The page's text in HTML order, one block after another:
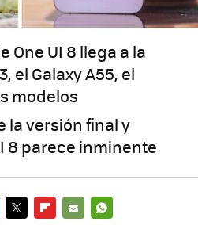
One UI 8 llega a la
el Galaxy A55, el
modelos
la versión final y
8 parece inminente